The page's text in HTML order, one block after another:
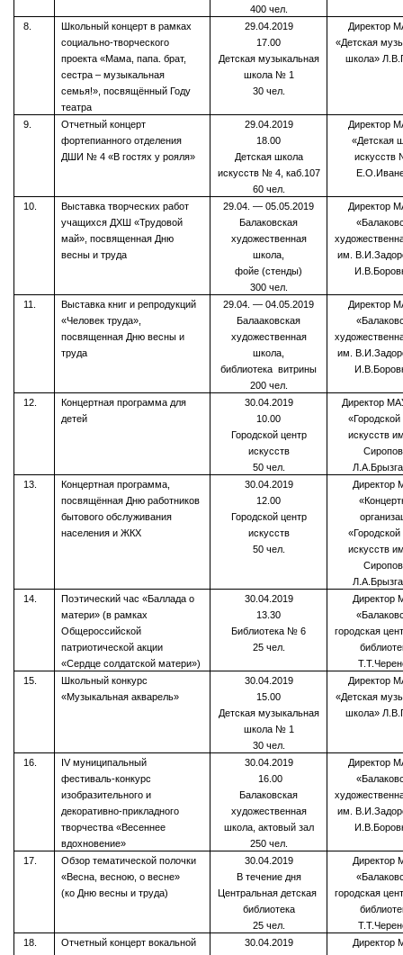
400 чел.
8.
Школьный концерт в рамках
социально-творческого
проекта «Мама, папа. брат,
сестра – музыкальная
семья!», посвящённый Году
театра
29.04.2019
17.00
Детская музыкальная
школа № 1
30 чел.
Директор
«Детская
школа»
9.
Отчетный концерт
фортепианного отделения
ДШИ № 4 «В гостях у рояля»
29.04.2019
18.00
Детская школа
искусств № 4, каб.107
60 чел.
Директор
«Детская
искусств
10.
Выставка творческих работ
учащихся ДХШ «Трудовой
май», посвященная Дню
весны и труда
29.04. — 05.05.2019
Балаковская
художественная
школа,
фойе (стенды)
300 чел.
Директор
им.
11.
Выставка книг и репродукций
«Человек труда»,
посвященная Дню весны и
труда
29.04. — 04.05.2019
Балааковская
художественная
школа,
библиотека витрины
200 чел.
Директор
им.
12.
Концертная программа для
детей
30.04.2019
10.00
Городской центр
искусств
50 чел.
Директор
«Городской
искусств
13.
Концертная программа,
посвящённая Дню работников
бытового обслуживания
населения и ЖКХ
30.04.2019
12.00
Городской центр
искусств
50 чел.
Директор
«Городской
искусств
14.
Поэтический час «Баллада о
матери» (в рамках
Общероссийской
патриотической акции
«Сердце солдатской матери»)
30.04.2019
13.30
Библиотека № 6
25 чел.
Директор
городская
15.
Школьный конкурс
«Музыкальная акварель»
30.04.2019
15.00
Детская музыкальная
школа № 1
30 чел.
Директор
«Детская
школа»
16. IVмуниципальный
фестиваль-конкурс
изобразительного и
декоративно-прикладного
творчества «Весеннее
вдохновение»
30.04.2019
16.00
Балаковская
художественная
школа, актовый зал
250 чел.
Директор
им.
17.
Обзор тематической полочки
«Весна, весною, о весне»
(ко Дню весны и труда)
30.04.2019
В течение дня
Центральная детская
библиотека
25 чел.
Директор
городская
18.
Отчетный концерт вокальной
30.04.2019
Директор